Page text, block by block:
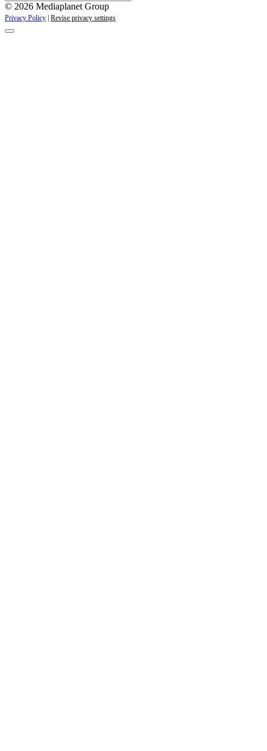
© 2026 Mediaplanet Group
Privacy Policy Revise privacy settings